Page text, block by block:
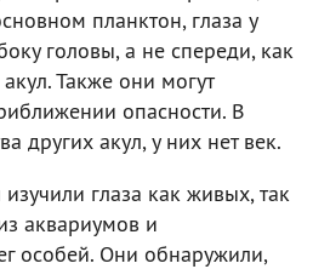
планктон, глаза у
головы, а не спереди, как
Также они могут
опасности. В
других акул, у них нет век.
глаза как живых, так
аквариумов и
особей. Они обнаружили,